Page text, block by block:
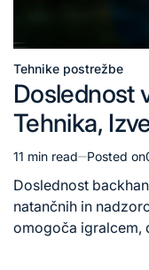
Posted
Tehnike postrežbe
Doslednost
Tehnika,
Estimated
read
time
11 min read Posted on
Doslednost
natančnih in
omogoča igralcem,